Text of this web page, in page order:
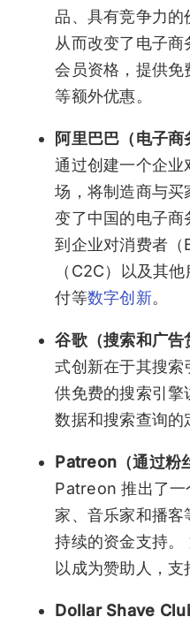
品、具有竞争力的
从而改变了电子
会员资格，提供免
等额外优惠。
阿里巴巴（电子商
通过创建一个企
场，将制造商与买
变了中国的电子商
到企业对消费者
（C2C）以及其
付等数字创新。
谷歌（搜索和广告
式创新在于其搜索
供免费的搜索引擎
数据和搜索查询的
Patreon（通过粉
Patreon 推出了一
家、音乐家和播
持续的资金支持。
以成为赞助人，支
Dollar Shave